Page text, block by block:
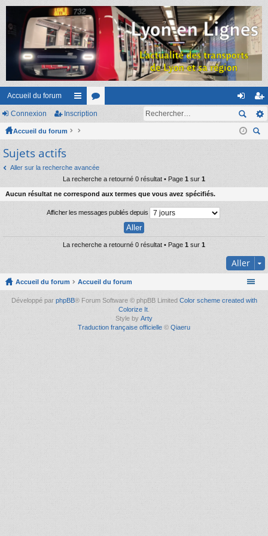
Accueil du forum
ac
co
ci
s
or
s
on
ne
ns
cri
Connexion Inscription
Accueil du forum
Sujets actifs
Aller sur la recherche avancée
La recherche a retourné 0 résultat • Page 1 sur 1
Aucun résultat ne correspond aux termes que vous avez spécifiés.
Afficher les messages publiés depuis
La recherche a retourné 0 résultat • Page 1 sur 1
Aller
Accueil du forum Accueil du forum
Développé par phpBB® Forum Software © phpBB Limited Color scheme created with
Colorize It
Style by Arty
Traduction française officielle © Qiaeru